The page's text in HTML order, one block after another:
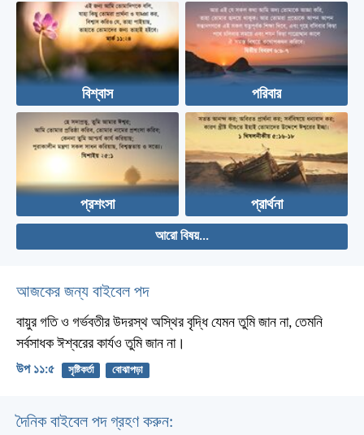
বিশ্বাস পরিবার
প্রশংসা প্রার্থনা
আরো বিষয়...
আজকের জন্য বাইবেল পদ
বায়ুর গতি ও গর্ভবতীর উদরস্থ অস্থির বৃদ্ধি যেমন তুমি জান না, তেমনি
সর্বসাধক ঈশ্বরের কার্যও তুমি জান না।
উপ ১১:৫ সৃষ্টিকর্তা বোঝাপড়া
দৈনিক বাইবেল পদ গ্রহণ করুন: